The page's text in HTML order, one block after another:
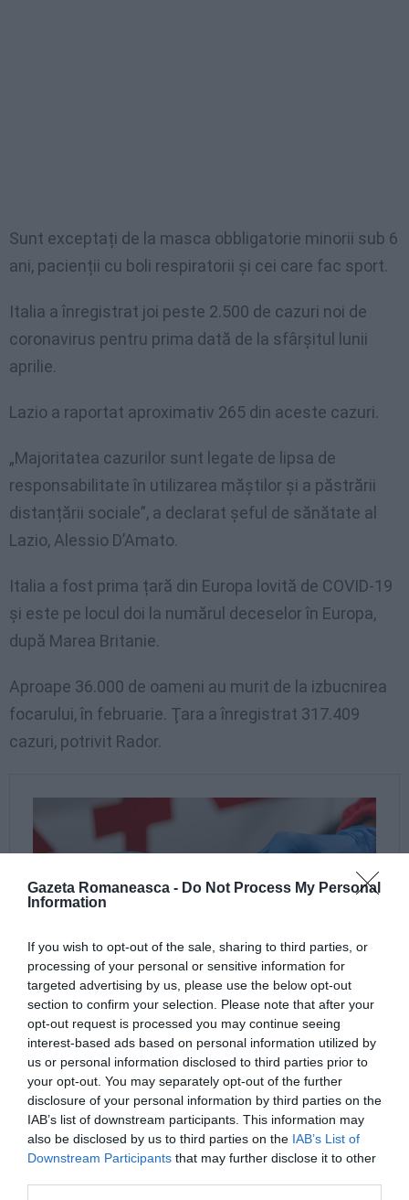
Gazeta Romaneasca - Do Not Process My Personal
Information
If you wish to opt-out of the sale, sharing to third parties, or
processing of your personal or sensitive information for
targeted advertising by us, please use the below opt-out
section to confirm your selection. Please note that after your
opt-out request is processed you may continue seeing
interest-based ads based on personal information utilized by
us or personal information disclosed to third parties prior to
your opt-out. You may separately opt-out of the further
disclosure of your personal information by third parties on the
IAB’s list of downstream participants. This information may
also be disclosed by us to third parties on the IAB’s List of
Downstream Participants that may further disclose it to other
Sunt exceptați de la masca obbligatorie minorii sub 6
ani, pacienții cu boli respiratorii și cei care fac sport.
Italia a înregistrat joi peste 2.500 de cazuri noi de
coronavirus pentru prima dată de la sfârșitul lunii
aprilie.
Lazio a raportat aproximativ 265 din aceste cazuri.
„Majoritatea cazurilor sunt legate de lipsa de
responsabilitate în utilizarea măștilor și a păstrării
distanțării sociale”, a declarat șeful de sănătate al
Lazio, Alessio D’Amato.
Italia a fost prima țară din Europa lovită de COVID-19
și este pe locul doi la numărul deceselor în Europa,
după Marea Britanie.
Aproape 36.000 de oameni au murit de la izbucnirea
focarului, în februarie. Ţara a înregistrat 317.409
cazuri, potrivit Rador.